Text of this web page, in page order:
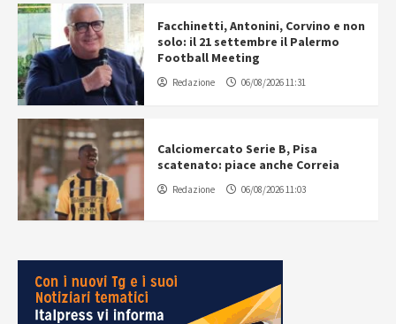
Facchinetti, Antonini, Corvino e non
solo: il 21 settembre il Palermo
Football Meeting
Redazione 06/08/2026 11:31
Calciomercato Serie B, Pisa
scatenato: piace anche Correia
Redazione 06/08/2026 11:03